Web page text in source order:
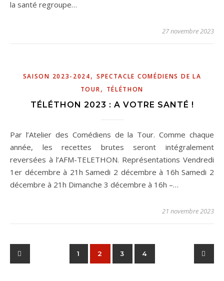
la santé regroupe…
27 novembre 2023
SAISON 2023-2024, SPECTACLE COMÉDIENS DE LA
TOUR, TÉLÉTHON
TÉLÉTHON 2023 : A VOTRE SANTÉ !
Par l’Atelier des Comédiens de la Tour. Comme chaque
année, les recettes brutes seront intégralement
reversées à l’AFM-TELETHON. Représentations Vendredi
1er décembre à 21h Samedi 2 décembre à 16h Samedi 2
décembre à 21h Dimanche 3 décembre à 16h –…
21 novembre 2023
1 2 3 4